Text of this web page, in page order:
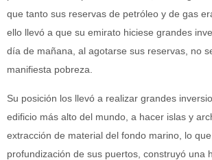
que tanto sus reservas de petróleo y de gas
ello llevó a que su emirato hiciese grandes
día de mañana, al agotarse sus reservas, no
manifiesta pobreza.
Su posición los llevó a realizar grandes
edificio más alto del mundo, a hacer islas y
extracción de material del fondo marino, lo
profundización de sus puertos, construyó una